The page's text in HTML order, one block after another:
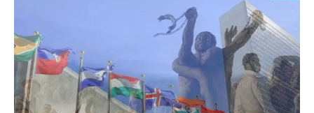
France
Guadeloupe
Guyane